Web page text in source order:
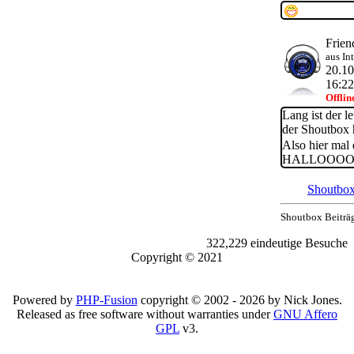
aus
16:22
Lang ist der
der Shoutbox
Also hier mal
Shoutbox
322,229 eindeutige Besuche
Copyright © 2021
Powered by PHP-Fusion copyright © 2002 - 2026 by Nick Jones.
Released as free software without warranties underGNU Affero
GPL v3.